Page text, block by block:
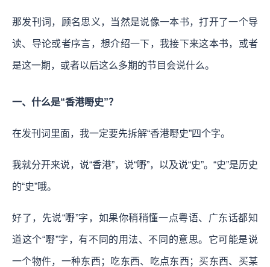
那发刊词，顾名思义，当然是说像一本书，打开了一个导
读、导论或者序言，想介绍一下，我接下来这本书，或者
是这一期，或者以后这么多期的节目会说什么。
一、什么是“香港嘢史”？
在发刊词里面，我一定要先拆解“香港嘢史”四个字。
我就分开来说，说“香港”，说“嘢”，以及说“史”。“史”是历史
的“史”哦。
好了，先说“嘢”字，如果你稍稍懂一点粤语、广东话都知
道这个“嘢”字，有不同的用法、不同的意思。它可能是说
一个物件，一种东西；吃东西、吃点东西；买东西、买某